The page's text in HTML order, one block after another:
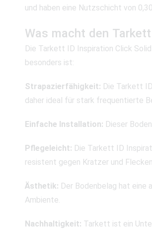
und haben eine Nutzschicht von
Was macht den
Die Tarkett ID Inspiration Click
besonders ist:
Strapazierfähigkeit: Die Tarkett
daher ideal für stark frequentierte
Einfache Installation: Dieser
Pflegeleicht: Die Tarkett ID
resistent gegen Kratzer und
Ästhetik: Der Bodenbelag hat eine
Ambiente.
Nachhaltigkeit: Tarkett ist ein